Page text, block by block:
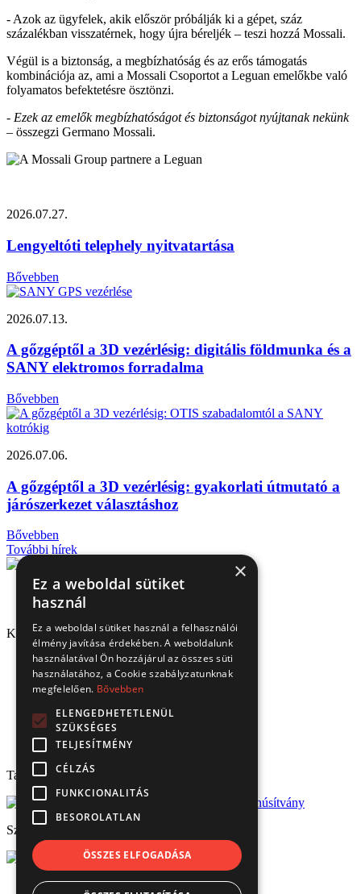
- Azok az ügyfelek, akik először próbálják ki a gépet, száz
százalékban visszatérnek, hogy újra béreljék – teszi hozzá Mossali.
Végül is a biztonság, a megbízhatóság és az erős támogatás
kombinációja az, ami a Mossali Csoportot a Leguan emelőkbe való
folyamatos befektetésre ösztönzi.
- Ezek az emelők megbízhatóságot és biztonságot nyújtanak nekünk
– összegzi Germano Mossali.
2026.07.27.
Lengyeltóti telephely nyitvatartása
Bővebben
2026.07.13.
A gőzgéptől a 3D vezérlésig: digitális földmunka és a
SANY elektromos forradalma
Bővebben
2026.07.06.
A gőzgéptől a 3D vezérlésig: gyakorlati útmutató a
járószerkezet választáshoz
Bővebben
További hírek
Kapcsolat
1151 Budapest, Mélyfúró u. 2/E.
3070 Bátonyterenye, Ózdi út 15.
8693 Lengyeltóti, Fonyódi u. 10.
6000 Kecskemét, Budai út 137.
Tel.: (+36) 1 306 3770
Email: verbis@verbis.hu
Tanúsítványaink
Széchenyi 2020
© Verbis Kft 2026
×
Ez a weboldal sütiket
használ
Ez a weboldal sütiket használ a felhasználói
élmény javítása érdekében. A weboldalunk
használatával Ön hozzájárul az összes süti
használatához, a Cookie szabályzatunknak
megfelelően. Bővebben
ELENGEDHETETLENÜL
SZÜKSÉGES
TELJESÍTMÉNY
CÉLZÁS
FUNKCIONALITÁS
BESOROLATLAN
ÖSSZES ELFOGADÁSA